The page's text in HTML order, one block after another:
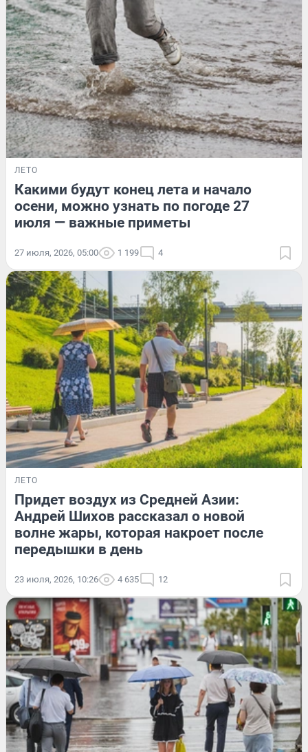
ЛЕТО
Какими будут конец лета и начало
осени, можно узнать по погоде 27
июля — важные приметы
27 июля, 2026, 05:00 1 199 4
ЛЕТО
Придет воздух из Средней Азии:
Андрей Шихов рассказал о новой
волне жары, которая накроет после
передышки в день
23 июля, 2026, 10:26 4 635 12